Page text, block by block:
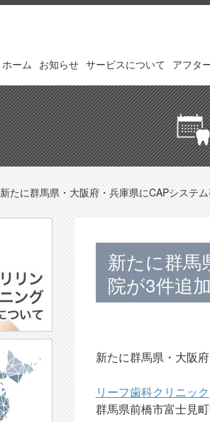
ホーム お知らせ サービスについて アフタ
新たに群馬県・大阪府・兵庫県にCAPシステ
新たに群馬
院が3件追
新たに群馬県・大阪
リーフ歯科クリニック
群馬県前橋市富士見